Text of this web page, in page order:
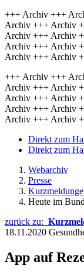
+++ Archiv +++
Archiv +++ Archiv
Archiv +++ Archiv
Archiv +++ Archiv
Archiv +++ Archiv
+++ Archiv +++
Archiv +++ Archiv
Archiv +++ Archiv
Archiv +++ Archiv
Archiv +++ Archiv
Direkt zum
Direkt zum
Webarchiv
Presse
Heute im
zurück zu:
18.11.2020
App auf